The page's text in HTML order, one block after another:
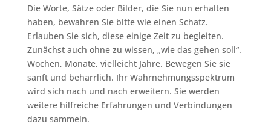
Die Worte, Sätze oder Bilder, die Sie nun erhalten
haben, bewahren Sie bitte wie einen Schatz.
Erlauben Sie sich, diese einige Zeit zu begleiten.
Zunächst auch ohne zu wissen, „wie das gehen soll“.
Wochen, Monate, vielleicht Jahre. Bewegen Sie sie
sanft und beharrlich. Ihr Wahrnehmungsspektrum
wird sich nach und nach erweitern. Sie werden
weitere hilfreiche Erfahrungen und Verbindungen
dazu sammeln.